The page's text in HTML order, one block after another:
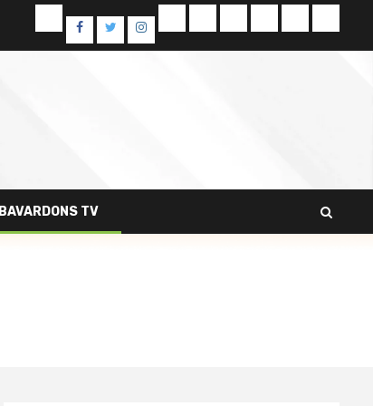
Yelp
Facebook
TwitterInstagram
BAVARDONS TV